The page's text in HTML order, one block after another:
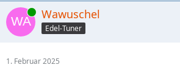
Online Wawuschel
Edel-Tuner
1. Februar 2025